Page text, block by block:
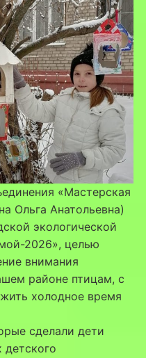
«Мастерская
Ольга Анатольевна)
экологической
2026», целью
внимания
районе птицам, с
холодное время
сделали дети
детского